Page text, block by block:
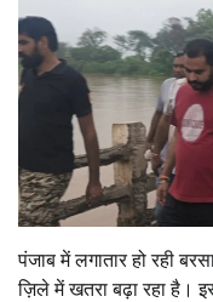
पंजाब में लगातार हो रही
ज़िले में खतरा बढ़ा रहा है।